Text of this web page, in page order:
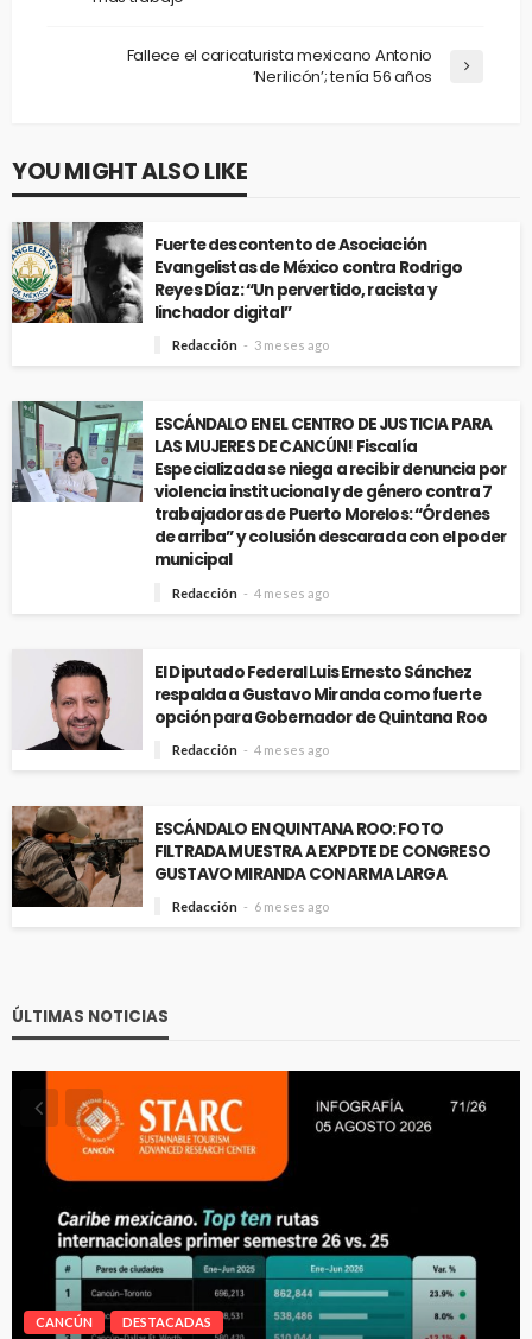
Fallece el caricaturista mexicano Antonio
‘Nerilicón’; tenía 56 años
YOU MIGHT ALSO LIKE
Fuerte descontento de Asociación
Evangelistas de México contra Rodrigo
Reyes Díaz: “Un pervertido, racista y
linchador digital”
Redacción 3 meses ago
ESCÁNDALO EN EL CENTRO DE JUSTICIA PARA
LAS MUJERES DE CANCÚN! Fiscalía
Especializada se niega a recibir denuncia por
violencia institucional y de género contra 7
trabajadoras de Puerto Morelos: “Órdenes
de arriba” y colusión descarada con el poder
municipal
Redacción 4 meses ago
El Diputado Federal Luis Ernesto Sánchez
respalda a Gustavo Miranda como fuerte
opción para Gobernador de Quintana Roo
Redacción 4 meses ago
ESCÁNDALO EN QUINTANA ROO: FOTO
FILTRADA MUESTRA A EXPDTE DE CONGRESO
GUSTAVO MIRANDA CON ARMA LARGA
Redacción 6 meses ago
ÚLTIMAS NOTICIAS
CANCÚN DESTACADAS